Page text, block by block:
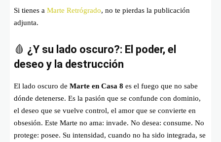
Si tienes a Marte Retrógrado, no te pierdas la publicación
adjunta.
🩸 ¿Y su lado oscuro?: El poder, el
deseo y la destrucción
El lado oscuro de Marte en Casa 8 es el fuego que no sabe
dónde detenerse. Es la pasión que se confunde con dominio,
el deseo que se vuelve control, el amor que se convierte en
obsesión. Este Marte no ama: invade. No desea: consume. No
protege: posee. Su intensidad, cuando no ha sido integrada, se